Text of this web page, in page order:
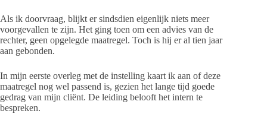
Als ik doorvraag, blijkt er sindsdien eigenlijk niets meer
voorgevallen te zijn. Het ging toen om een advies van de
rechter, geen opgelegde maatregel. Toch is hij er al tien jaar
aan gebonden.
In mijn eerste overleg met de instelling kaart ik aan of deze
maatregel nog wel passend is, gezien het lange tijd goede
gedrag van mijn cliënt. De leiding belooft het intern te
bespreken.